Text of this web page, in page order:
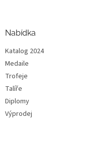
Nabídka
Katalog 2024
Medaile
Trofeje
Talíře
Diplomy
Výprodej